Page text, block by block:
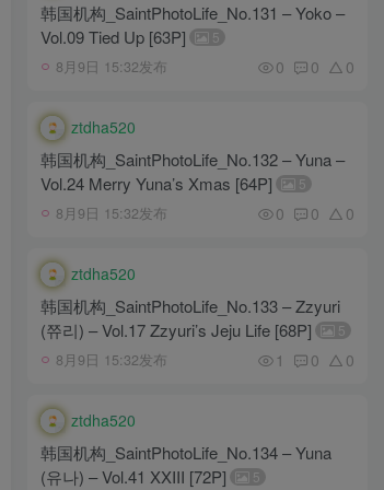
韩国机构_SaintPhotoLife_No.131 – Yoko –
Vol.09 Tied Up [63P]
5
8月9日 15:32发布 0 0 0
ztdha520
韩国机构_SaintPhotoLife_No.132 – Yuna –
Vol.24 Merry Yuna’s Xmas [64P]
5
8月9日 15:32发布 0 0 0
ztdha520
韩国机构_SaintPhotoLife_No.133 – Zzyuri
(쮸리) – Vol.17 Zzyuri’s Jeju Life [68P]
5
8月9日 15:32发布 1 0 0
ztdha520
韩国机构_SaintPhotoLife_No.134 – Yuna
(유나) – Vol.41 XXIII [72P]
5